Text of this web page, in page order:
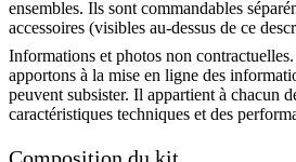
ensembles. Ils sont commandables
accessoires (visibles au-dessus de ce
Informations et photos non
apportons à la mise en ligne des
peuvent subsister. Il appartient à chacun
caractéristiques techniques et des